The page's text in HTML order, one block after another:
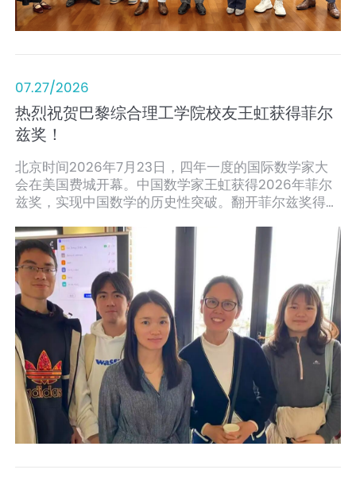
07.27/2026
热烈祝贺巴黎综合理工学院校友王虹获得菲尔
兹奖！
北京时间2026年7月23日，四年一度的国际数学家大
会在美国费城开幕。中国数学家王虹获得2026年菲尔
兹奖，实现中国数学的历史性突破。翻开菲尔兹奖得主
格外令人关注。2014年，她获得巴黎综合理工学院工
程师学位、巴黎第十一大学（现巴黎萨克雷大学）数学
硕士学位。巴黎综合理工学院、巴黎萨克雷大学，分别
是上海交通大学巴黎卓越工程师学院的法方合作学校与
深度合作伙伴。